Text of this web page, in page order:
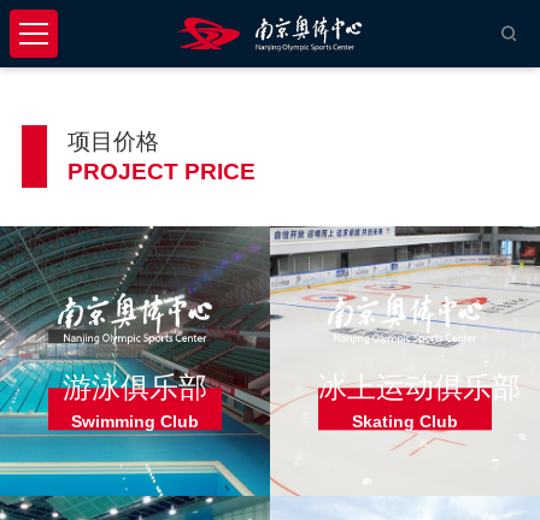
项目价格
PROJECT PRICE
游泳俱乐部
Swimming Club
冰上运动俱乐部
Skating Club